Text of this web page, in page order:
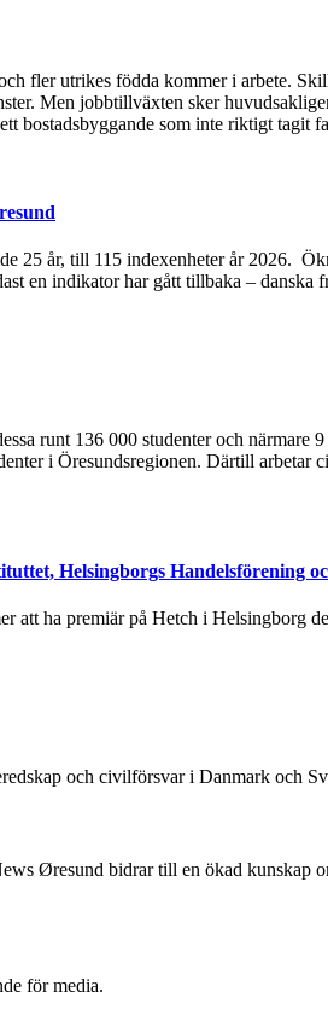
fler utrikes födda kommer i arbete.
Men jobbtillväxten sker
bostadsbyggande som inte riktigt tagit
år, till 115 indexenheter år 2026.
en indikator har gått tillbaka – danska
runt 136 000 studenter och närmare
i Öresundsregionen. Därtill arbetar
Helsingborgs Handelsförening
ha premiär på Hetch i Helsingborg
och civilförsvar i Danmark och
Øresund bidrar till en ökad
för media.